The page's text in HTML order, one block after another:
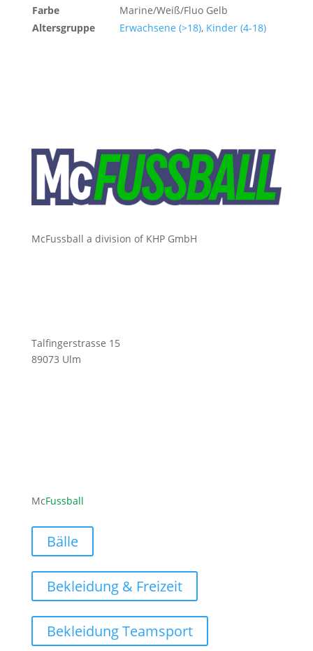
Farbe
Marine/Weiß/Fluo Gelb
Altersgruppe
Erwachsene (>18), Kinder (4-18)
McFussball a division of KHP GmbH
Talfingerstrasse 15
89073 Ulm
McFussball
Bälle
Bekleidung & Freizeit
Bekleidung Teamsport